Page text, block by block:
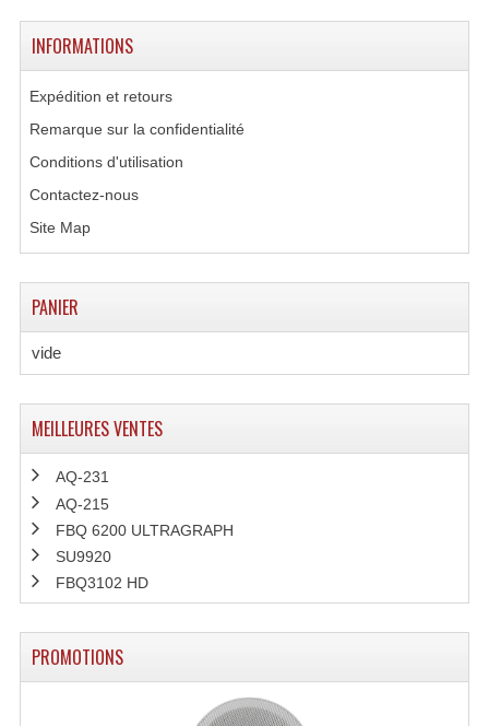
Lampes Théatre
Projecteur De Gobo
Projecteurs À Leds D'extérieurs
Projecteurs Plafonniers Et Encastrés
INFORMATIONS
Expédition et retours
Remarque sur la confidentialité
Conditions d'utilisation
Contactez-nous
Site Map
PANIER
vide
MEILLEURES VENTES
AQ-231
AQ-215
FBQ 6200 ULTRAGRAPH
SU9920
FBQ3102 HD
PROMOTIONS